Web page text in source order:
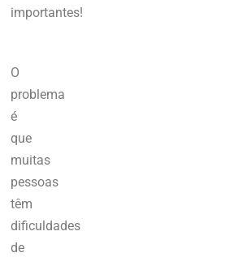
importantes!
O
problema
é
que
muitas
pessoas
têm
dificuldades
de